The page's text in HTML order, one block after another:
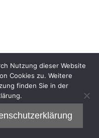
Nutzung dieser Website
Cookies zu. Weitere
finden Sie in der